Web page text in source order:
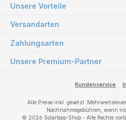
Unsere Vorteile
Versandarten
Zahlungsarten
Unsere Premium-Partner
Kundenservice
Alle Preise inkl. gesetzl.
Nachnahmegebühren, wenn
© 2026 Solarbag-Shop - Alle Rechte